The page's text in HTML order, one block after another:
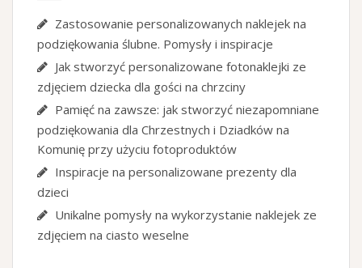
Zastosowanie personalizowanych naklejek na
podziękowania ślubne. Pomysły i inspiracje
Jak stworzyć personalizowane fotonaklejki ze
zdjęciem dziecka dla gości na chrzciny
Pamięć na zawsze: jak stworzyć niezapomniane
podziękowania dla Chrzestnych i Dziadków na
Komunię przy użyciu fotoproduktów
Inspiracje na personalizowane prezenty dla
dzieci
Unikalne pomysły na wykorzystanie naklejek ze
zdjęciem na ciasto weselne